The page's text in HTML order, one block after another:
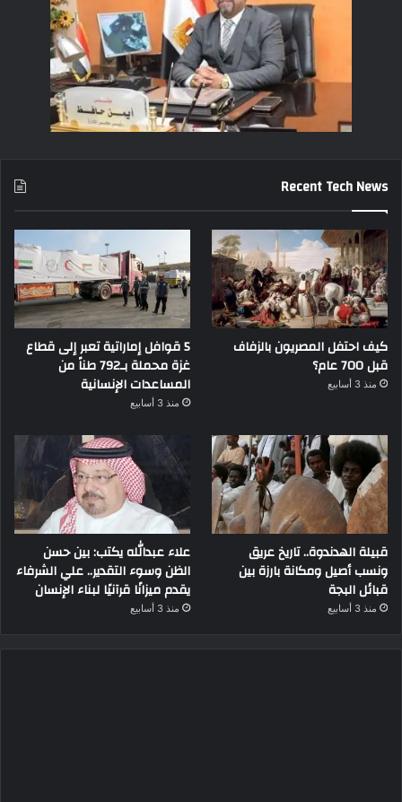
Recent Tech News
كيف احتفل المصريون بالزفاف
قبل 700 عام؟
منذ 3 أسابيع
5 قوافل إماراتية تعبر إلى قطاع
غزة محملة بـ792 طناً من
المساعدات الإنسانية
منذ 3 أسابيع
قبيلة الهدندوة.. تاريخ عريق
ونسب أصيل ومكانة بارزة بين
قبائل البجة
منذ 3 أسابيع
علاء عبدالله يكتب: بين حسن
الظن وسوء التقدير.. علي الشرفاء
يقدم ميزانًا قرآنيًا لبناء الإنسان
منذ 3 أسابيع